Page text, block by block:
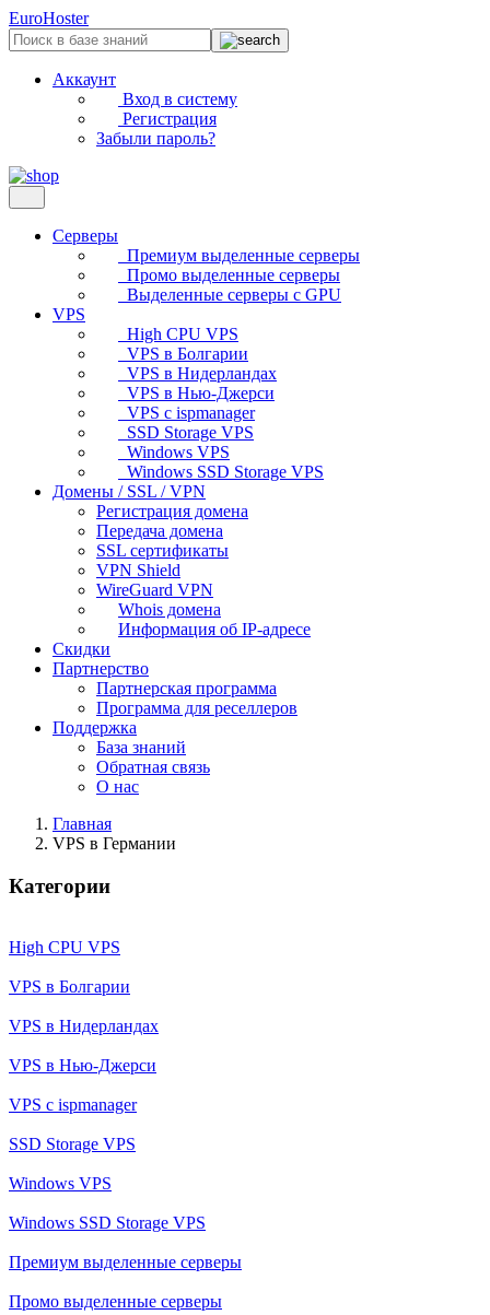
EuroHoster
Аккаунт
Вход в систему
Регистрация
Забыли пароль?
Серверы
Премиум выделенные серверы
Промо выделенные серверы
Выделенные серверы с GPU
VPS
High CPU VPS
VPS в Болгарии
VPS в Нидерландах
VPS в Нью-Джерси
VPS с ispmanager
SSD Storage VPS
Windows VPS
Windows SSD Storage VPS
Домены / SSL / VPN
Регистрация домена
Передача домена
SSL сертификаты
VPN Shield
WireGuard VPN
Whois домена
Информация об IP-адресе
Скидки
Партнерство
Партнерская программа
Программа для реселлеров
Поддержка
База знаний
Обратная связь
О нас
Главная
VPS в Германии
Категории
High CPU VPS
VPS в Болгарии
VPS в Нидерландах
VPS в Нью-Джерси
VPS с ispmanager
SSD Storage VPS
Windows VPS
Windows SSD Storage VPS
Премиум выделенные серверы
Промо выделенные серверы